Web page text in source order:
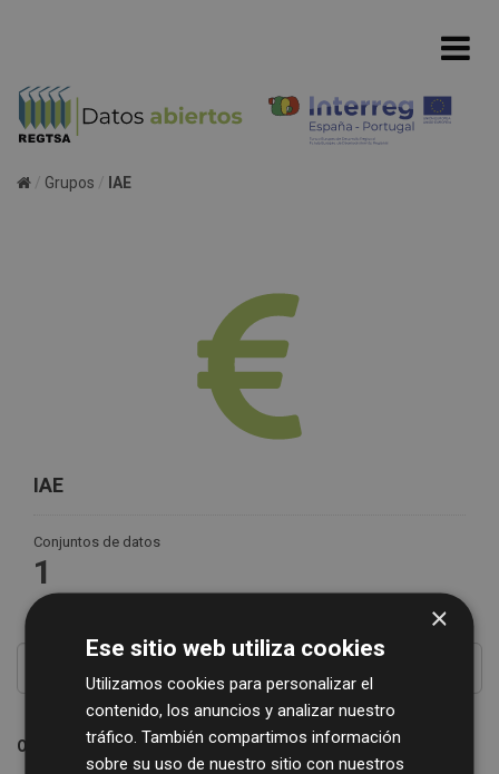
Grupos IAE
IAE
Conjuntos de datos
1
Ordenar por
×
Ese sitio web utiliza cookies
Utilizamos cookies para personalizar el
contenido, los anuncios y analizar nuestro
tráfico. También compartimos información
sobre su uso de nuestro sitio con nuestros